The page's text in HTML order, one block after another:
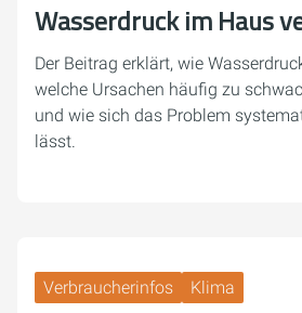
Wasserdruck im Haus
Der Beitrag erklärt, wie
welche Ursachen häufig zu
und wie sich das Problem
lässt.
Verbraucherinfos Klima